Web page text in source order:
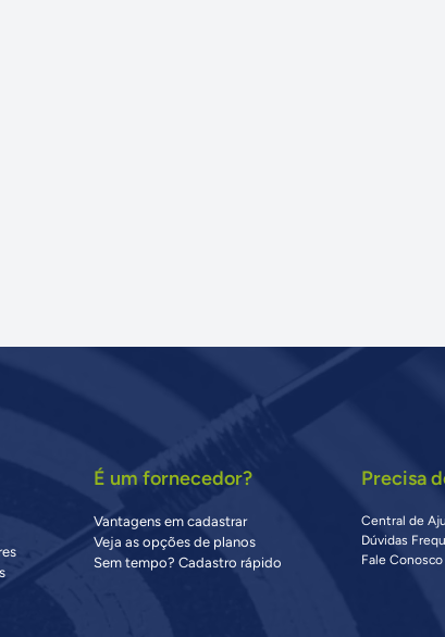
É um fornecedor?
Vantagens em cadastrar
Veja as opções de planos
Sem tempo? Cadastro rápido
Precisa
Central de
Dúvidas
Fale Conosco